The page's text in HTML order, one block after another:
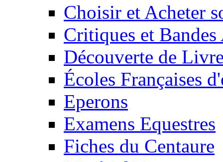
Choisir et Acheter
Critiques et
Découverte de
Écoles Françaises
Eperons
Examens Equestres
Fiches du Centaure